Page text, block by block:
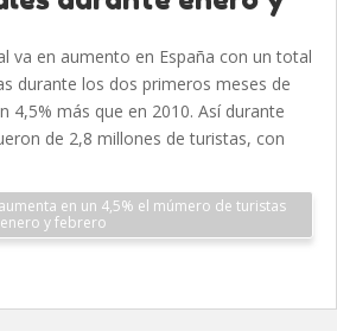
va en aumento en España con un total
durante los dos primeros meses de
4,5% más que en 2010. Así durante
de 2,8 millones de turistas, con
en un 4,5% el múmero de turistas
y febrero